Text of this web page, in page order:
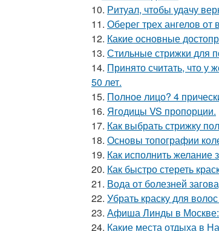
10. Ритуал, чтобы удачу
11. Оберег трех ангелов
12. Какие основные
13. Стильные стрижки для
14. Принято считать, что
50 лет.
15. Полное лицо? 4
16. Ягодицы VS пропорции.
17. Как выбрать стрижку
18. Основы топографии
19. Как исполнить желание
20. Как быстро стереть
21. Вода от болезней
22. Убрать краску для
23. Афиша Линды в Москве:
24. Какие места отдыха в